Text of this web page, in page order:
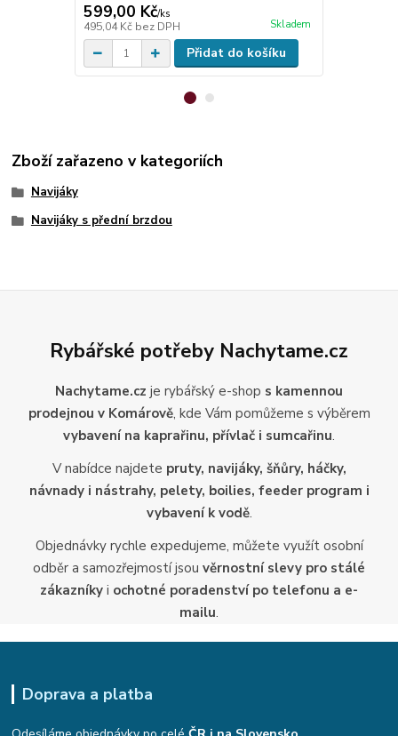
599,00 Kč/ks
495,04 Kč bez DPH Skladem
Přidat do košíku
Zboží zařazeno v kategoriích
Navijáky
Navijáky s přední brzdou
Rybářské potřeby Nachytame.cz
Nachytame.cz je rybářský e-shop s kamennou
prodejnou v Komárově, kde Vám pomůžeme s výběrem
vybavení na kaprařinu, přívlač i sumcařinu.
V nabídce najdete pruty, navijáky, šňůry, háčky,
návnady i nástrahy, pelety, boilies, feeder program i
vybavení k vodě.
Objednávky rychle expedujeme, můžete využít osobní
odběr a samozřejmostí jsou věrnostní slevy pro stálé
zákazníky i ochotné poradenství po telefonu a e-
mailu.
Doprava a platba